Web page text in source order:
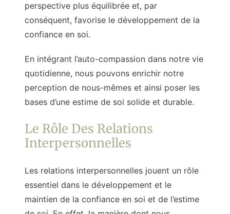
perspective plus équilibrée et, par
conséquent, favorise le développement de la
confiance en soi.
En intégrant l’auto-compassion dans notre vie
quotidienne, nous pouvons enrichir notre
perception de nous-mêmes et ainsi poser les
bases d’une estime de soi solide et durable.
Le Rôle Des Relations
Interpersonnelles
Les relations interpersonnelles jouent un rôle
essentiel dans le développement et le
maintien de la confiance en soi et de l’estime